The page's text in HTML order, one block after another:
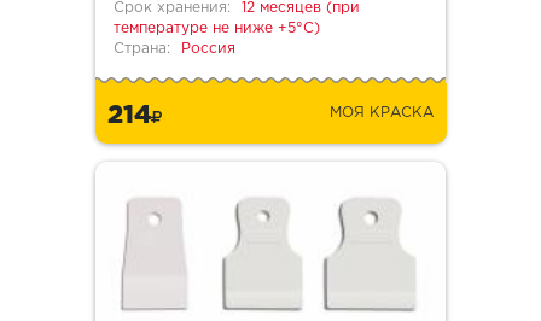
Срок хранения:
12 месяцев (при
температуре не ниже +5°С)
Страна:
Россия
214 МОЯ КРАСКА